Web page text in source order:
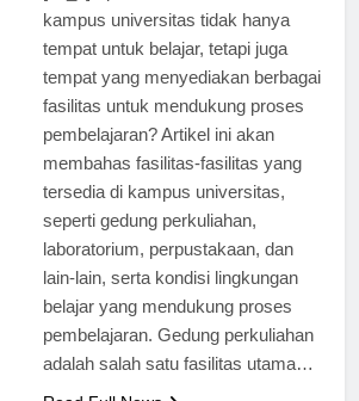
[ad_1] Apakah kamu tahu bahwa
kampus universitas tidak hanya
tempat untuk belajar, tetapi juga
tempat yang menyediakan berbagai
fasilitas untuk mendukung proses
pembelajaran? Artikel ini akan
membahas fasilitas-fasilitas yang
tersedia di kampus universitas,
seperti gedung perkuliahan,
laboratorium, perpustakaan, dan
lain-lain, serta kondisi lingkungan
belajar yang mendukung proses
pembelajaran. Gedung perkuliahan